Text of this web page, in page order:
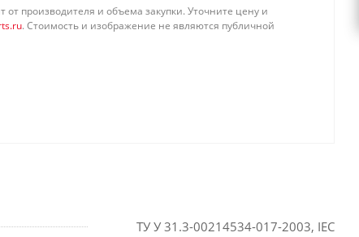
от производителя и объема закупки. Уточните цену и
. Стоимость и изображение не являются публичной
ТУ У 31.3-00214534-017-2003, IEC